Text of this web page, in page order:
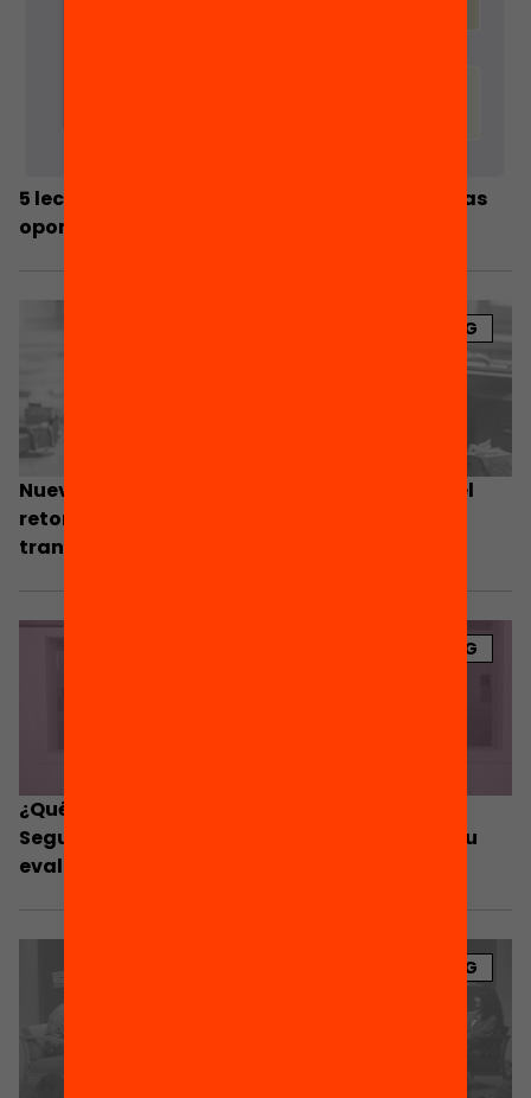
5 lecciones extraídas de los centros de nuevas
oportunidades en Cataluña
BLOG
Nuevas oportunidades: ¿cómo facilitamos el
retorno a la educación y unas mejores
transiciones al mundo laboral?
BLOG
¿Qué ha aprendido la Escuela Municipal de
Segundas Oportunidades de Barcelona de su
evaluación?
BLOG